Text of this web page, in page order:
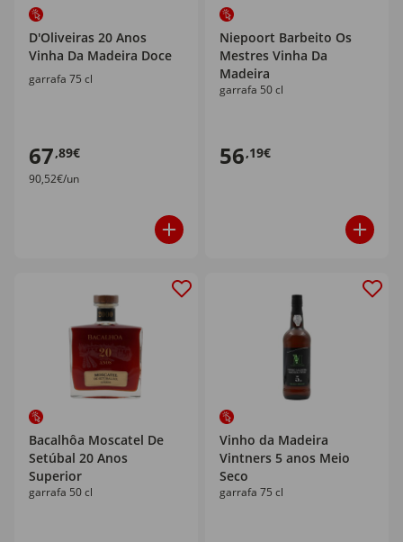
D'Oliveiras 20 Anos
Vinha Da Madeira Doce
garrafa 75 cl
67,89€
90,52€/un
Niepoort Barbeito Os
Mestres Vinha Da
Madeira
garrafa 50 cl
56,19€
Bacalhôa Moscatel De
Setúbal 20 Anos
Superior
garrafa 50 cl
Vinho da Madeira
Vintners 5 anos Meio
Seco
garrafa 75 cl